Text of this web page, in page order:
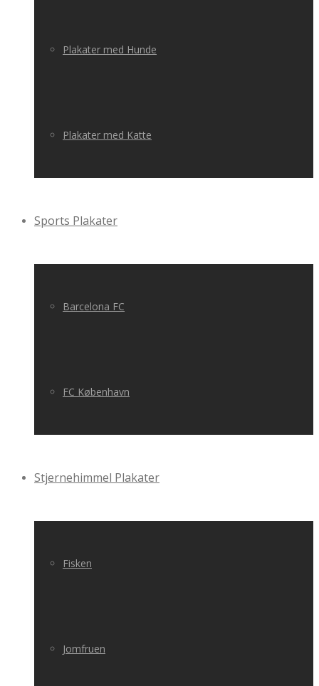
Plakater med Hunde
Plakater med Katte
Sports Plakater
Barcelona FC
FC København
Stjernehimmel Plakater
Fisken
Jomfruen